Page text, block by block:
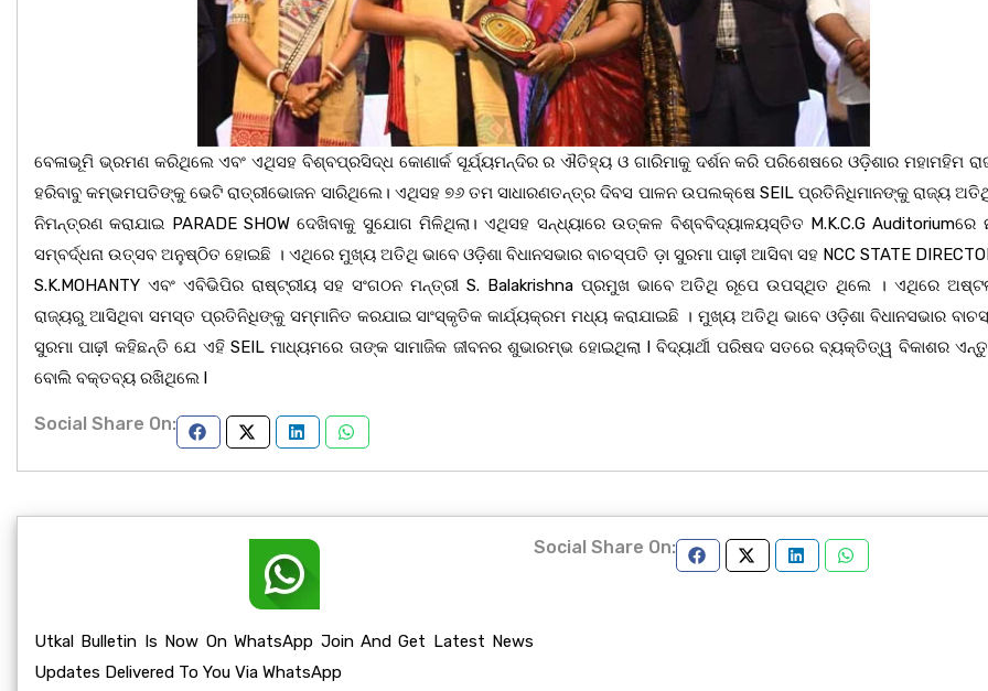
ବେଳାଭୂମି ଭ୍ରମଣ କରିଥିଲେ ଏବଂ ଏଥିସହ ବିଶ୍ବପ୍ରସିଦ୍ଧ କୋଣାର୍କ ସୂର୍ଯ୍ୟମନ୍ଦିର ର ଐତିହ୍ୟ ଓ ଗାରିମାକୁ ଦର୍ଶନ କରି ପରିଶେଷରେ ଓଡ଼ିଶାର ମହାମହିମ
ହରିବାବୁ କମ୍ଭମପତିଙ୍କୁ ଭେଟି ରାତ୍ରୀଭୋଜନ ସାରିଥିଲେ। ଏଥିସହ ୭୬ ତମ ସାଧାରଣତନ୍ତ୍ର ଦିବସ ପାଳନ ଉପଲକ୍ଷେ SEIL ପ୍ରତିନିଧିମାନଙ୍କୁ ରାଜ୍ୟ
ନିମନ୍ତ୍ରଣ କରାଯାଇ PARADE SHOW ଦେଖିବାକୁ ସୁଯୋଗ ମିଳିଥିଲା। ଏଥିସହ ସନ୍ଧ୍ୟାରେ ଉତ୍କଳ ବିଶ୍ବବିଦ୍ୟାଳୟସ୍ତିତ M.K.C.G Auditoriumରେ
ସମ୍ବର୍ଦ୍ଧନା ଉତ୍ସବ ଅନୁଷ୍ଠିତ ହୋଇଛି । ଏଥିରେ ମୁଖ୍ୟ ଅତିଥି ଭାବେ ଓଡ଼ିଶା ବିଧାନସଭାର ବାଚସ୍ପତି ଡ଼ା ସୁରମା ପାଢ଼ୀ ଆସିବା ସହ NCC STATE
S.K.MOHANTY ଏବଂ ଏବିଭିପିର ରାଷ୍ଟ୍ରୀୟ ସହ ସଂଗଠନ ମନ୍ତ୍ରୀ S. Balakrishna ପ୍ରମୁଖ ଭାବେ ଅତିଥି ରୂପେ ଉପସ୍ଥିତ ଥିଲେ । ଏଥିରେ
ରାଜ୍ୟରୁ ଆସିଥିବା ସମସ୍ତ ପ୍ରତିନିଧିଙ୍କୁ ସମ୍ମାନିତ କରଯାଇ ସାଂସ୍କୃତିକ କାର୍ଯ୍ୟକ୍ରମ ମଧ୍ୟ କରାଯାଇଛି । ମୁଖ୍ୟ ଅତିଥି ଭାବେ ଓଡ଼ିଶା ବିଧାନସଭାର
ସୁରମା ପାଢ଼ୀ କହିଛନ୍ତି ଯେ ଏହି SEIL ମାଧ୍ୟମରେ ତାଙ୍କ ସାମାଜିକ ଜୀବନର ଶୁଭାରମ୍ଭ ହୋଇଥିଲା l ବିଦ୍ୟାର୍ଥୀ ପରିଷଦ ସତରେ ବ୍ୟକ୍ତିତ୍ୱ ବିକାଶର
ବୋଲି ବକ୍ତବ୍ୟ ରଖିଥିଲେ l
Social Share On:
Utkal Bulletin Is Now On WhatsApp Join And Get Latest News
Updates Delivered To You Via WhatsApp
Social Share On: